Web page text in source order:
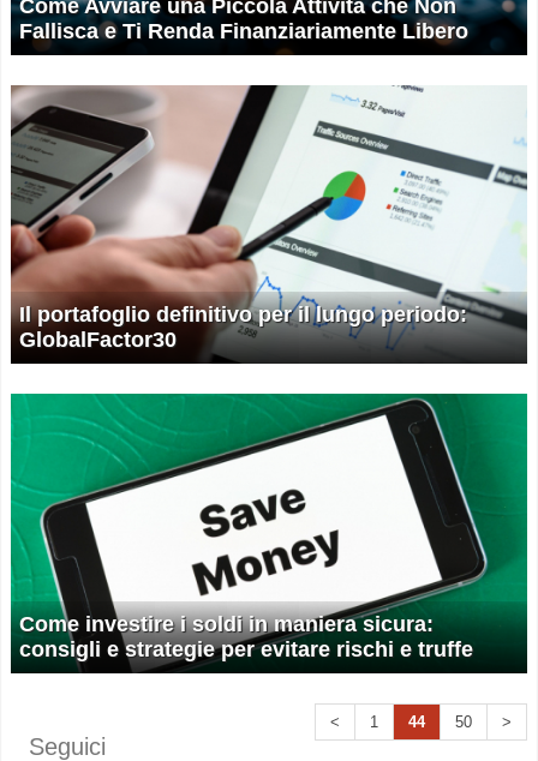
Come Avviare una Piccola Attività che Non
Fallisca e Ti Renda Finanziariamente Libero
Il portafoglio definitivo per il lungo periodo:
GlobalFactor30
Come investire i soldi in maniera sicura:
consigli e strategie per evitare rischi e truffe
< 1 44 50 >
Seguici